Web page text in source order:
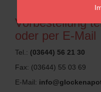
Vorbestellung
oder per E-Mail
Tel.: (03644) 56 21 30
Fax: (03644) 55 03 69
E-Mail: